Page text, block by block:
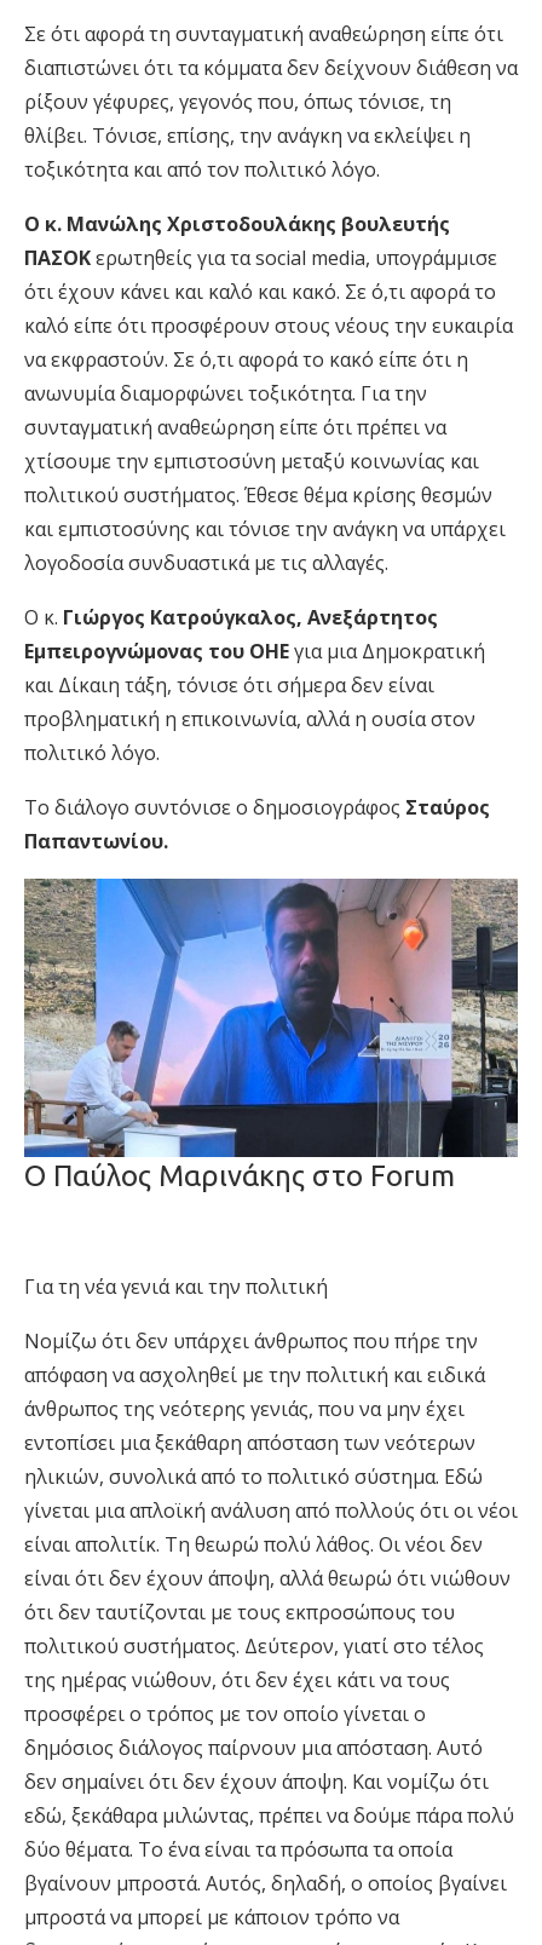
Σε ότι αφορά τη συνταγματική αναθεώρηση είπε ότι
διαπιστώνει ότι τα κόμματα δεν δείχνουν διάθεση να
ρίξουν γέφυρες, γεγονός που, όπως τόνισε, τη
θλίβει. Τόνισε, επίσης, την ανάγκη να εκλείψει η
τοξικότητα και από τον πολιτικό λόγο.
Ο κ. Μανώλης Χριστοδουλάκης βουλευτής
ΠΑΣΟΚερωτηθείς για τα social media, υπογράμμισε
ότι έχουν κάνει και καλό και κακό. Σε ό,τι αφορά το
καλό είπε ότι προσφέρουν στους νέους την ευκαιρία
να εκφραστούν. Σε ό,τι αφορά το κακό είπε ότι η
ανωνυμία διαμορφώνει τοξικότητα. Για την
συνταγματική αναθεώρηση είπε ότι πρέπει να
χτίσουμε την εμπιστοσύνη μεταξύ κοινωνίας και
πολιτικού συστήματος. Έθεσε θέμα κρίσης θεσμών
και εμπιστοσύνης και τόνισε την ανάγκη να υπάρχει
λογοδοσία συνδυαστικά με τις αλλαγές.
Ο κ. Γιώργος Κατρούγκαλος, Ανεξάρτητος
Εμπειρογνώμονας του ΟΗΕγια μια Δημοκρατική
και Δίκαιη τάξη, τόνισε ότι σήμερα δεν είναι
προβληματική η επικοινωνία, αλλά η ουσία στον
πολιτικό λόγο.
Το διάλογο συντόνισε ο δημοσιογράφος Σταύρος
Παπαντωνίου.
Ο Παύλος Μαρινάκης στο Forum
Για τη νέα γενιά και την πολιτική
Νομίζω ότι δεν υπάρχει άνθρωπος που πήρε την
απόφαση να ασχοληθεί με την πολιτική και ειδικά
άνθρωπος της νεότερης γενιάς, που να μην έχει
εντοπίσει μια ξεκάθαρη απόσταση των νεότερων
ηλικιών, συνολικά από το πολιτικό σύστημα. Εδώ
γίνεται μια απλοϊκή ανάλυση από πολλούς ότι οι νέοι
είναι απολιτίκ. Τη θεωρώ πολύ λάθος. Οι νέοι δεν
είναι ότι δεν έχουν άποψη, αλλά θεωρώ ότι νιώθουν
ότι δεν ταυτίζονται με τους εκπροσώπους του
πολιτικού συστήματος. Δεύτερον, γιατί στο τέλος
της ημέρας νιώθουν, ότι δεν έχει κάτι να τους
προσφέρει ο τρόπος με τον οποίο γίνεται ο
δημόσιος διάλογος παίρνουν μια απόσταση. Αυτό
δεν σημαίνει ότι δεν έχουν άποψη. Και νομίζω ότι
εδώ, ξεκάθαρα μιλώντας, πρέπει να δούμε πάρα πολύ
δύο θέματα. Το ένα είναι τα πρόσωπα τα οποία
βγαίνουν μπροστά. Αυτός, δηλαδή, ο οποίος βγαίνει
μπροστά να μπορεί με κάποιον τρόπο να